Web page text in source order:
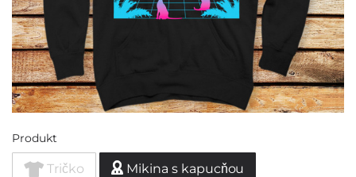
Produkt
Tričko Mikina s kapucňou